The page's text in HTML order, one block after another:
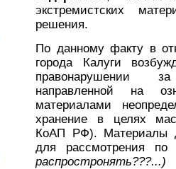
экстремистских
решения.
По данному факту в
города Калуги
правонарушении
направленной на
материалами
хранение в целях
КоАП РФ). Материалы
для рассмотрения
распростронять???...)